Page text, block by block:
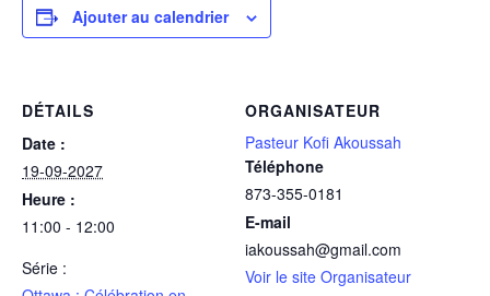
Ajouter au calendrier
DÉTAILS
Date :
19-09-2027
Heure :
11:00 - 12:00
Série :
ORGANISATEUR
Pasteur Kofi Akoussah
Téléphone
873-355-0181
E-mail
iakoussah@gmail.com
Voir le site Organisateur